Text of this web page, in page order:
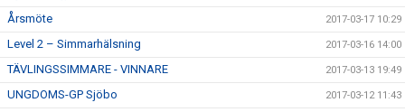
Årsmöte 2017-03-17 10:29
Level 2 – Simmarhälsning 2017-03-16 14:00
TÄVLINGSSIMMARE - VINNARE 2017-03-13 19:49
UNGDOMS-GP Sjöbo 2017-03-12 11:43